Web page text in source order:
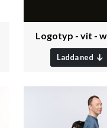
Logotyp - vit -
Ladda ned